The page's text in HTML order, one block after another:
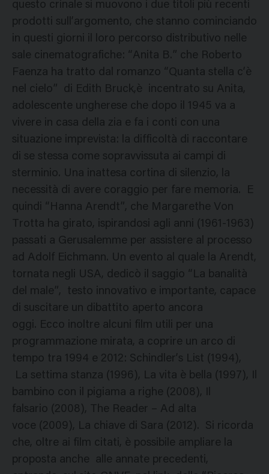
questo crinale si muovono i due titoli più recenti
prodotti sull’argomento, che stanno cominciando
in questi giorni il loro percorso distributivo nelle
sale cinematografiche: “Anita B.” che Roberto
Faenza ha tratto dal romanzo “Quanta stella c’è
nel cielo” di Edith Bruck,è incentrato su Anita,
adolescente ungherese che dopo il 1945 va a
vivere in casa della zia e fa i conti con una
situazione imprevista: la difficoltà di raccontare
di se stessa come sopravvissuta ai campi di
sterminio. Una inattesa cortina di silenzio, la
necessità di avere coraggio per fare memoria. E
quindi “Hanna Arendt”, che Margarethe Von
Trotta ha girato, ispirandosi agli anni (1961-1963)
passati a Gerusalemme per assistere al processo
ad Adolf Eichmann. Un evento al quale la Arendt,
tornata negli USA, dedicò il saggio “La banalità
del male”, testo innovativo e importante, capace
di suscitare un dibattito aperto ancora
oggi. Ecco inoltre alcuni film utili per una
programmazione mirata, a coprire un arco di
tempo tra 1994 e 2012: Schindler’s List (1994),
La settima stanza (1996), La vita è bella (1997), Il
bambino con il pigiama a righe (2008), Il
falsario (2008), The Reader – Ad alta
voce (2009), La chiave di Sara (2012). Si ricorda
che, oltre ai film citati, è possibile ampliare la
proposta anche alle annate precedenti,